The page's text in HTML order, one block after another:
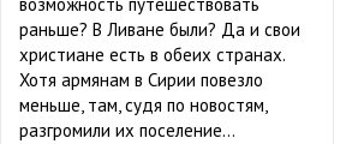
раньше? В Ливане были? Да и свои
христиане есть в обеих странах.
Хотя армянам в Сирии повезло
меньше, там, судя по новостям,
разгромили их поселение…